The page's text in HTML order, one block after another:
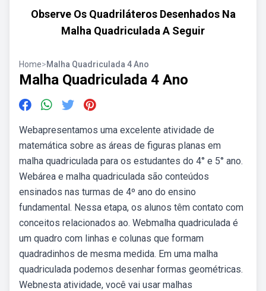
Observe Os Quadriláteros Desenhados Na
Malha Quadriculada A Seguir
Home>Malha Quadriculada 4 Ano
Malha Quadriculada 4 Ano
Webapresentamos uma excelente atividade de
matemática sobre as áreas de figuras planas em
malha quadriculada para os estudantes do 4° e 5° ano.
Webárea e malha quadriculada são conteúdos
ensinados nas turmas de 4º ano do ensino
fundamental. Nessa etapa, os alunos têm contato com
conceitos relacionados ao. Webmalha quadriculada é
um quadro com linhas e colunas que formam
quadradinhos de mesma medida. Em uma malha
quadriculada podemos desenhar formas geométricas.
Webnesta atividade, você vai usar malhas